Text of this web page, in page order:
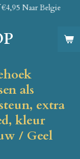
Naar Belgie
als
extra
kleur
/ Geel